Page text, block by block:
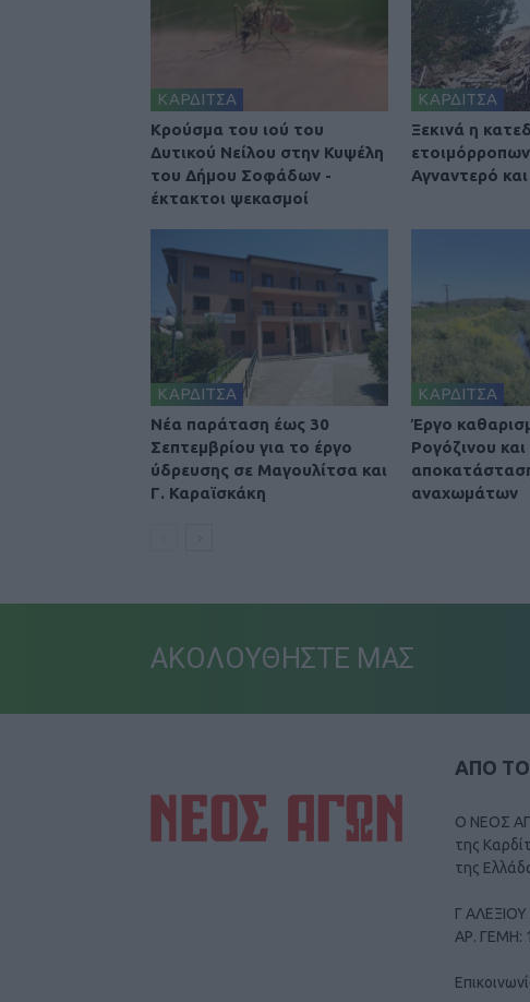
ΚΑΡΔΙΤΣΑ
Κρούσμα του ιού του
Δυτικού Νείλου στην Κυψέλη
του Δήμου Σοφάδων -
έκτακτοι ψεκασμοί
ΚΑΡΔΙΤΣΑ
Ξεκινά η
Αγναντερό
ΚΑΡΔΙΤΣΑ
Νέα παράταση έως 30
Σεπτεμβρίου για το έργο
ύδρευσης σε Μαγουλίτσα και
Γ. Καραϊσκάκη
ΚΑΡΔΙΤΣΑ
Έργο
Ρογόζινου και
αναχωμάτων
ΑΚΟΛΟΥΘΗΣΤΕ ΜΑΣ
ΑΠΟ ΤΟ
Ο ΝΕΟΣ
της
της
Γ
ΑΡ. ΓΕΜΗ: